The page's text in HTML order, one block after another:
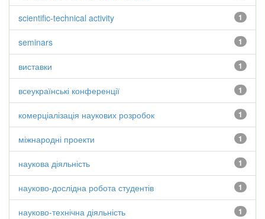
1
scientific-technical activity
1
seminars
1
виставки
1
всеукраїнські конференції
1
комерціалізація наукових розробок
1
міжнародні проекти
1
наукова діяльність
1
науково-дослідна робота студентів
1
науково-технічна діяльність